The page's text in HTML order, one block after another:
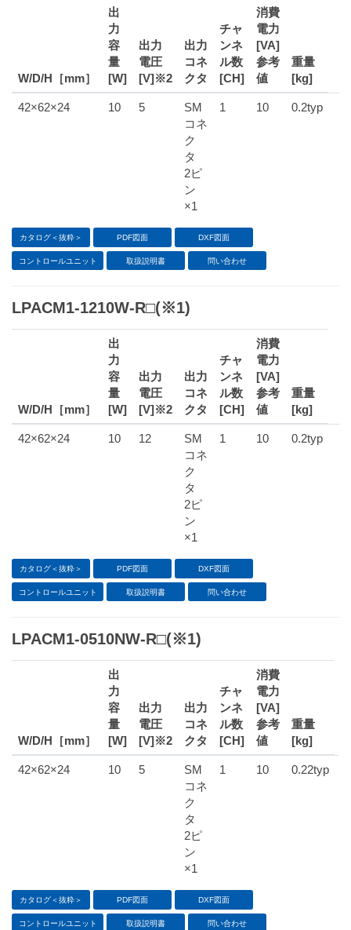
W/D/H［mm］
出
力
容
量
[W]
出力
電圧
[V]※2
出力
コネ
クタ
チャ
ンネ
ル数
[CH]
消費
電力
[VA]
参考
値
重量
[kg]
42×62×24 10 5
SM
コネ
ク
タ
2ピ
ン
×1
1 10 0.2typ
カタログ＜抜粋＞ PDF図面 DXF図面
コントロールユニット 取扱説明書 問い合わせ
LPACM1-1210W-R□(※1)
W/D/H［mm］
出
力
容
量
[W]
出力
電圧
[V]※2
出力
コネ
クタ
チャ
ンネ
ル数
[CH]
消費
電力
[VA]
参考
値
重量
[kg]
42×62×24 10 12
SM
コネ
ク
タ
2ピ
ン
×1
1 10 0.2typ
カタログ＜抜粋＞ PDF図面 DXF図面
コントロールユニット 取扱説明書 問い合わせ
LPACM1-0510NW-R□(※1)
W/D/H［mm］
出
力
容
量
[W]
出力
電圧
[V]※2
出力
コネ
クタ
チャ
ンネ
ル数
[CH]
消費
電力
[VA]
参考
値
重量
[kg]
42×62×24 10 5
SM
コネ
ク
タ
2ピ
ン
×1
1 10 0.22typ
カタログ＜抜粋＞ PDF図面 DXF図面
コントロールユニット 取扱説明書 問い合わせ